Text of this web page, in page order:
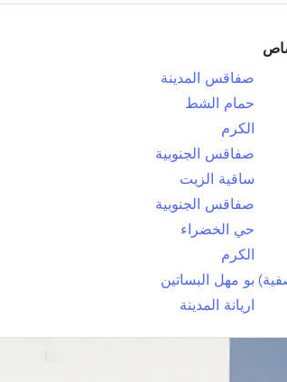
صفاقس المدينة
حمام الشط
الكرم
صفاقس الجنوبية
ساقية الزيت
صفاقس الجنوبية
حي الخضراء
الكرم
بو مهل البساتين
اريانة المدينة